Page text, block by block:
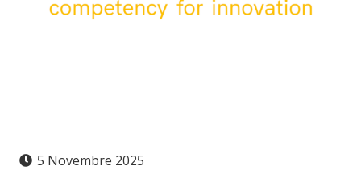
5 Novembre 2025